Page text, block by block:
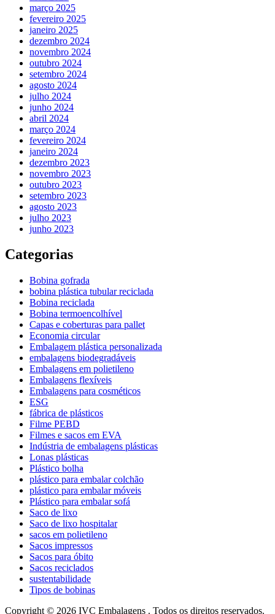
março 2025
fevereiro 2025
janeiro 2025
dezembro 2024
novembro 2024
outubro 2024
setembro 2024
agosto 2024
julho 2024
junho 2024
abril 2024
março 2024
fevereiro 2024
janeiro 2024
dezembro 2023
novembro 2023
outubro 2023
setembro 2023
agosto 2023
julho 2023
junho 2023
Categorias
Bobina gofrada
bobina plástica tubular reciclada
Bobina reciclada
Bobina termoencolhível
Capas e coberturas para pallet
Economia circular
Embalagem plástica personalizada
embalagens biodegradáveis
Embalagens em polietileno
Embalagens flexíveis
Embalagens para cosméticos
ESG
fábrica de plásticos
Filme PEBD
Filmes e sacos em EVA
Indústria de embalagens plásticas
Lonas plásticas
Plástico bolha
plástico para embalar colchão
plástico para embalar móveis
Plástico para embalar sofá
Saco de lixo
Saco de lixo hospitalar
sacos em polietileno
Sacos impressos
Sacos para óbito
Sacos reciclados
sustentabilidade
Tipos de bobinas
Copyright © 2026 IVC Embalagens . Todos os direitos reservados.